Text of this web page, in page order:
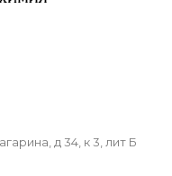
д 34, к 3, лит Б